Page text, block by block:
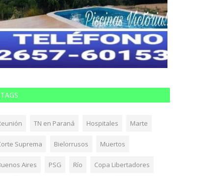
TAGS
TN en Paraná Hospitales Marte
Suprema Bielorrusos Muertos
Aires PSG Río Copa Libertadores